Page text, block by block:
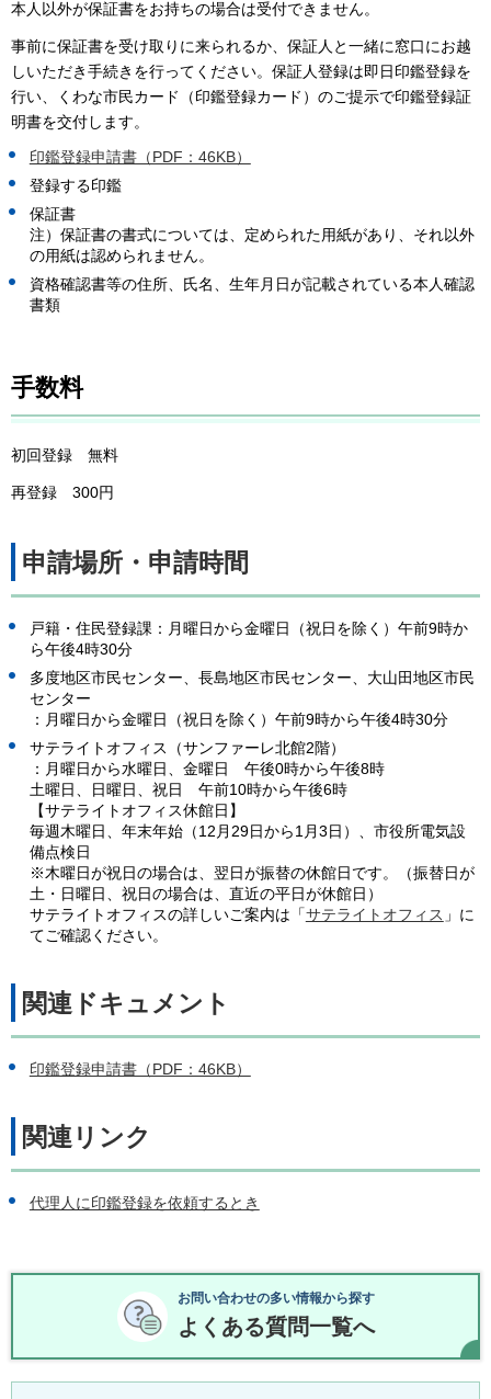
本人以外が保証書をお持ちの場合は受付できません。
事前に保証書を受け取りに来られるか、保証人と一緒に窓口にお越
しいただき手続きを行ってください。保証人登録は即日印鑑登録を
行い、くわな市民カード（印鑑登録カード）のご提示で印鑑登録証
明書を交付します。
印鑑登録申請書（PDF：46KB）
登録する印鑑
保証書
注）保証書の書式については、定められた用紙があり、それ以外
の用紙は認められません。
資格確認書等の住所、氏名、生年月日が記載されている本人確認
書類
手数料
初回登録 無料
再登録 300円
申請場所・申請時間
戸籍・住民登録課：月曜日から金曜日（祝日を除く）午前9時か
ら午後4時30分
多度地区市民センター、長島地区市民センター、大山田地区市民
センター
：月曜日から金曜日（祝日を除く）午前9時から午後4時30分
サテライトオフィス（サンファーレ北館2階）
：月曜日から水曜日、金曜日 午後0時から午後8時
土曜日、日曜日、祝日 午前10時から午後6時
【サテライトオフィス休館日】
毎週木曜日、年末年始（12月29日から1月3日）、市役所電気設
備点検日
※木曜日が祝日の場合は、翌日が振替の休館日です。（振替日が
土・日曜日、祝日の場合は、直近の平日が休館日）
サテライトオフィスの詳しいご案内は「サテライトオフィス 」に
てご確認ください。
関連ドキュメント
印鑑登録申請書（PDF：46KB）
関連リンク
代理人に印鑑登録を依頼するとき
お問い合わせの多い情報から探す
よくある質問一覧へ